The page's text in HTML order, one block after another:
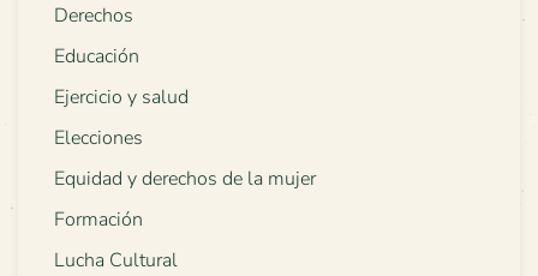
Derechos
Educación
Ejercicio y salud
Elecciones
Equidad y derechos de la mujer
Formación
Lucha Cultural